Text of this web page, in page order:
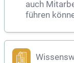
auch
führen